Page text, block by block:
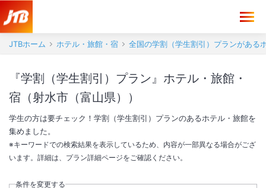
JTBホーム ホテル・旅館・宿 全国の学割（学生割引）プランがある
『学割（学生割引）プラン』ホテル・旅館・
宿（射水市（富山県））
学生の方は要チェック！学割（学生割引）プランのあるホテル・旅館を
集めました。
※キーワードでの検索結果を表示しているため、内容が一部異なる場合がござ
います。詳細は、プラン詳細ページをご確認ください。
条件を変更する